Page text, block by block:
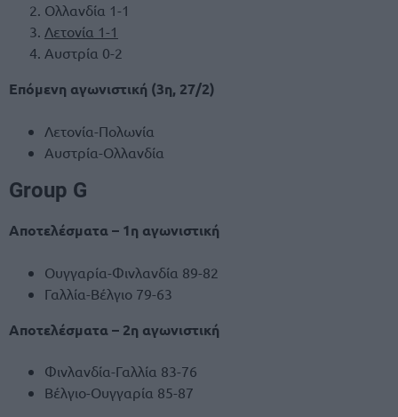
Ολλανδία 1-1
Λετονία 1-1
Αυστρία 0-2
Επόμενη αγωνιστική (3η, 27/2)
Λετονία-Πολωνία
Αυστρία-Ολλανδία
Group G
Αποτελέσματα – 1η αγωνιστική
Ουγγαρία-Φινλανδία 89-82
Γαλλία-Βέλγιο 79-63
Αποτελέσματα – 2η αγωνιστική
Φινλανδία-Γαλλία 83-76
Βέλγιο-Ουγγαρία 85-87